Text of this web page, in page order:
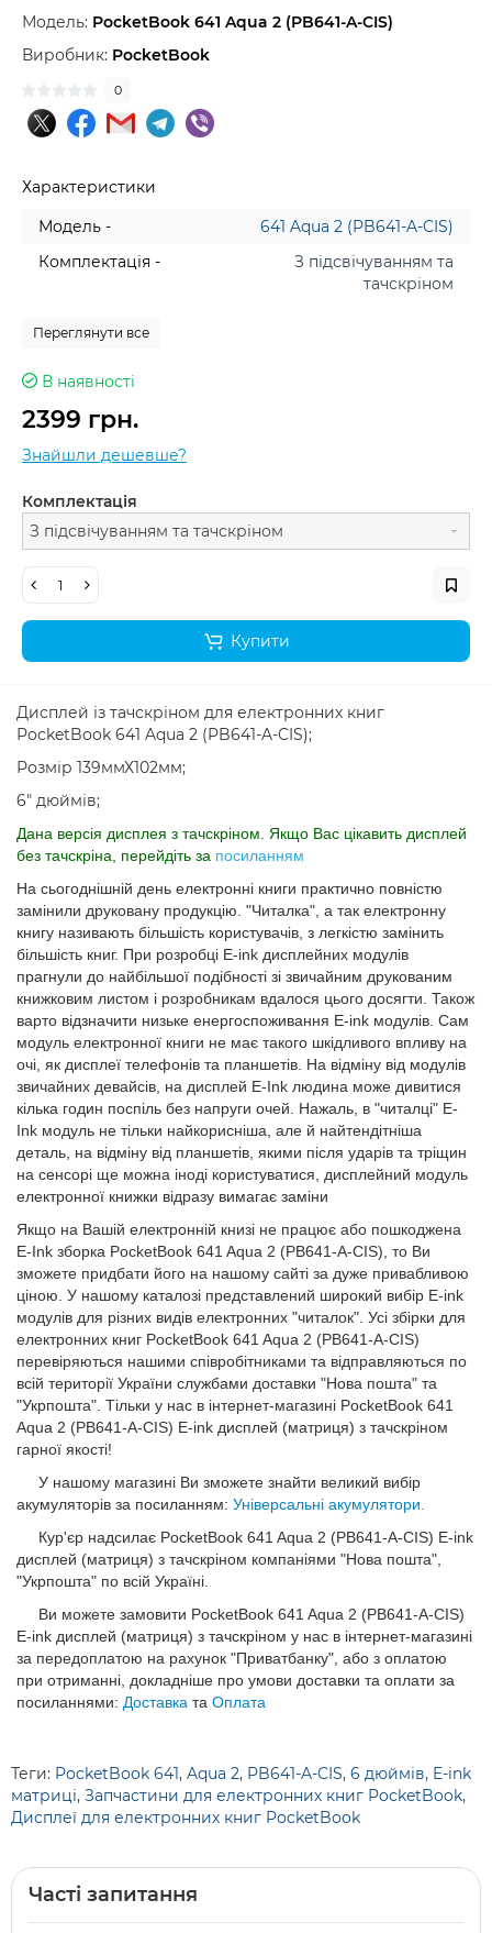
Модель: PocketBook 641 Aqua 2 (PB641-A-CIS)
Виробник: PocketBook
0
Характеристики
Модель -
641 Aqua 2 (PB641-A-CIS)
Комплектація -
З підсвічуванням та
тачскріном
Переглянути все
В наявності
2399 грн.
Знайшли дешевше?
Комплектація
З підсвічуванням та тачскріном
Купити
Дисплей із тачскріном для електронних книг
PocketBook 641 Aqua 2 (PB641-A-CIS);
Розмір 139ммХ102мм;
6" дюймів;
Дана версія дисплея з тачскріном. Якщо Вас цікавить дисплей
без тачскріна, перейдіть за посиланням
На сьогоднішній день електронні книги практично повністю
замінили друковану продукцію. "Читалка", а так електронну
книгу називають більшість користувачів, з легкістю замінить
більшість книг. При розробці E-ink дисплейних модулів
прагнули до найбільшої подібності зі звичайним друкованим
книжковим листом і розробникам вдалося цього досягти. Також
варто відзначити низьке енергоспоживання E-ink модулів. Сам
модуль електронної книги не має такого шкідливого впливу на
очі, як дисплеї телефонів та планшетів. На відміну від модулів
звичайних девайсів, на дисплей E-Ink людина може дивитися
кілька годин поспіль без напруги очей. Нажаль, в "читалці" E-
Ink модуль не тільки найкорисніша, але й найтендітніша
деталь, на відміну від планшетів, якими після ударів та тріщин
на сенсорі ще можна іноді користуватися, дисплейний модуль
електронної книжки відразу вимагає заміни
Якщо на Вашій електронній книзі не працює або пошкоджена
E-Ink зборка PocketBook 641 Aqua 2 (PB641-A-CIS), то Ви
зможете придбати його на нашому сайті за дуже привабливою
ціною. У нашому каталозі представлений широкий вибір E-ink
модулів для різних видів електронних "читалок". Усі збірки для
електронних книг PocketBook 641 Aqua 2 (PB641-A-CIS)
перевіряються нашими співробітниками та відправляються по
всій території України службами доставки "Нова пошта" та
"Укрпошта". Тільки у нас в інтернет-магазині PocketBook 641
Aqua 2 (PB641-A-CIS) E-ink дисплей (матриця) з тачскріном
гарної якості!
У нашому магазині Ви зможете знайти великий вибір
акумуляторів за посиланням: Універсальні акумулятори.
Кур'єр надсилає PocketBook 641 Aqua 2 (PB641-A-CIS) E-ink
дисплей (матриця) з тачскріном компаніями "Нова пошта",
"Укрпошта" по всій Україні.
Ви можете замовити PocketBook 641 Aqua 2 (PB641-A-CIS)
E-ink дисплей (матриця) з тачскріном у нас в інтернет-магазині
за передоплатою на рахунок "Приватбанку", або з оплатою
при отриманні, докладніше про умови доставки та оплати за
посиланнями: Доставка та Оплата
Теги: PocketBook 641, Aqua 2, PB641-A-CIS, 6 дюймів, E-ink
матриці, Запчастини для електронних книг PocketBook,
Дисплеї для електронних книг PocketBook
Часті запитання